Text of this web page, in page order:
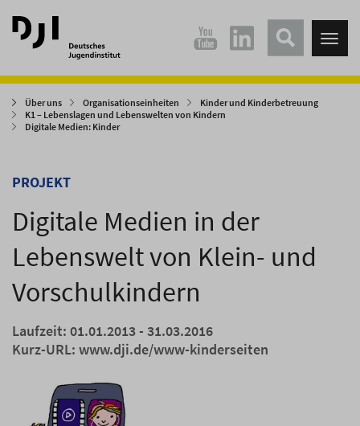
Direkt
zum
Hauptinhalt
Direkt
zum
Hauptmenü
Über uns Organisationseinheiten
Kinder und Kinderbetreuung
K1 – Lebenslagen und Lebenswelten von Kindern
Digitale Medien: Kinder
PROJEKT
Digitale Medien in der
Lebenswelt von Klein- und
Vorschulkindern
Laufzeit: 01.01.2013 - 31.03.2016
Kurz-URL: www.dji.de/www-kinderseiten